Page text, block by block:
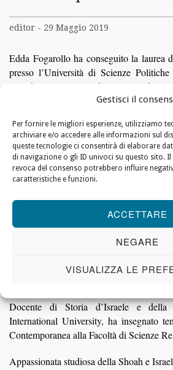
Gestisci il
Per fornire le migliori esperienze, utilizziamo
archiviare e/o accedere alle informazioni sul
queste tecnologie ci consentirà di elaborare
di navigazione o gli ID univoci su questo sito.
revoca del consenso potrebbero influire
caratteristiche e funzioni.
ACCETTARE
NEGARE
VISUALIZZA LE
editor - 29 Maggio 2019
Edda Fogarollo ha conseguito la laurea
presso l’Università di Scienze
ricerche sulla storia dello Stato
ottenuto il Master Internazionale sulla
suHajjAmin al Husseini, Grand
geopolitica del Medio Oriente
mondiale. Il suo percorso di studi
corsi di formazione per docenti in varie
Berlino e Parigi (Mémorial de la Shoah),
internazionale dello Yad Vashem.
Nel 2011 ha fondato Cristiani per Israele
d’Israele e l’antisemitismo, tra i quali
Docente di Storia d’Israele e della
International University, ha insegnato
Contemporanea alla Facoltà di Scienze
Appassionata studiosa della Shoah e